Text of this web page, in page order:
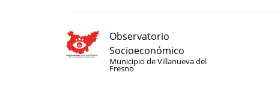
Observatorio
Socioeconómico
Municipio de Villanueva del
Fresno